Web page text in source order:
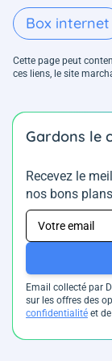
Box internet
Cette page peut
ces liens, le site
Gardons le
Recevez le
nos bons
Email collecté par
sur les offres des
confidentialité et